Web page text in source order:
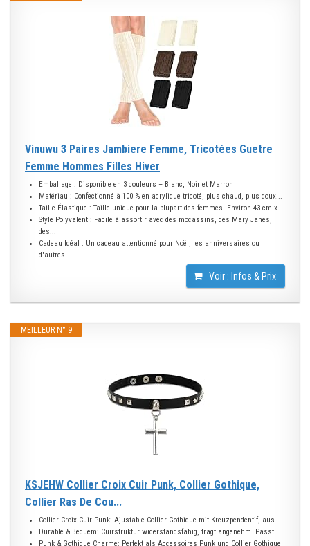
Vinuwu 3 Paires Jambiere Femme, Tricotées Guetre
Femme Hommes Filles Hiver
Emballage : Disponible en 3 couleurs – Blanc, Noir et Marron
Matériau : Confectionné à 100 % en acrylique tricoté, plus chaud, plus doux...
Taille Élastique : Taille unique pour la plupart des femmes. Environ 43 cm x...
Style Polyvalent : Facile à assortir avec des mocassins, des Mary Janes,
des...
Cadeau Idéal : Un cadeau attentionné pour Noël, les anniversaires ou
d'autres...
Voir : Infos & Prix
MEILLEUR N° 9
KSJEHW Collier Croix Cuir Punk, Collier Gothique,
Collier Ras De Cou...
Collier Croix Cuir Punk: Ajustable Collier Gothique mit Kreuzpendentif, aus...
Durable & Bequem: Cuirstruktur widerstandsfähig, tragt angenehm. Passt...
Punk & Gothique Charme: Perfekt als Accessoires Punk und Collier Gothique